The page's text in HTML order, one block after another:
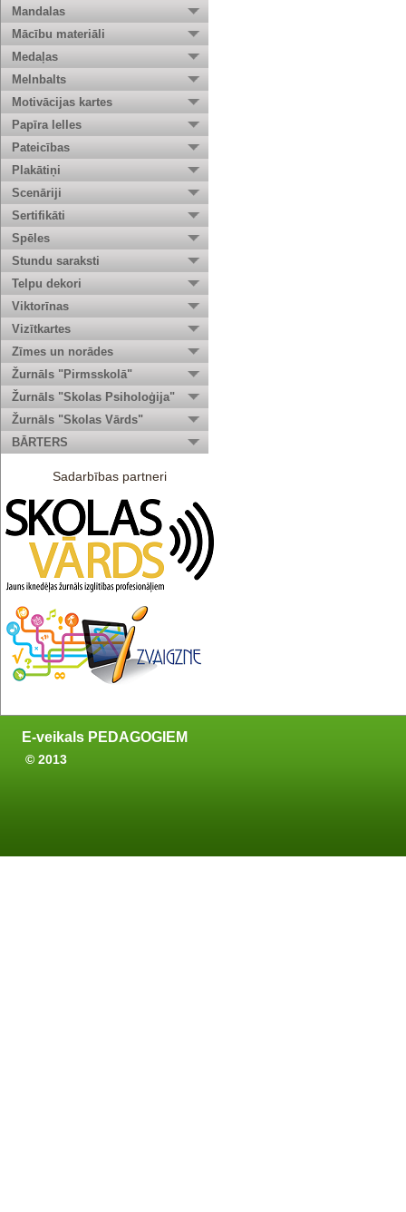
Mandalas
Mācību materiāli
Medaļas
Melnbalts
Motivācijas kartes
Papīra lelles
Pateicības
Plakātiņi
Scenāriji
Sertifikāti
Spēles
Stundu saraksti
Telpu dekori
Viktorīnas
Vizītkartes
Zīmes un norādes
Žurnāls "Pirmsskolā"
Žurnāls "Skolas Psiholoģija"
Žurnāls "Skolas Vārds"
BĀRTERS
Sadarbības partneri
E-veikals PEDAGOGIEM
© 2013